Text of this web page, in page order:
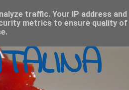
traffic. Your IP address and
metrics to ensure quality of